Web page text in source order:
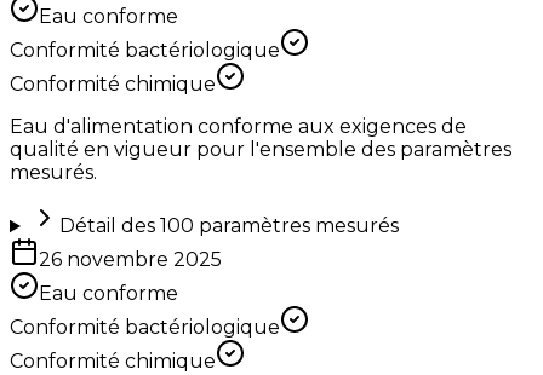
Eau conforme
Conformité bactériologique
Conformité chimique
Eau d'alimentation conforme aux exigences de
qualité en vigueur pour l'ensemble des paramètres
mesurés.
Détail des 100 paramètres mesurés
26 novembre 2025
Eau conforme
Conformité bactériologique
Conformité chimique